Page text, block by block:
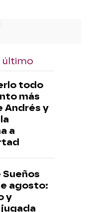
último
todo
más
Andrés y
a
Sueños
agosto:
y